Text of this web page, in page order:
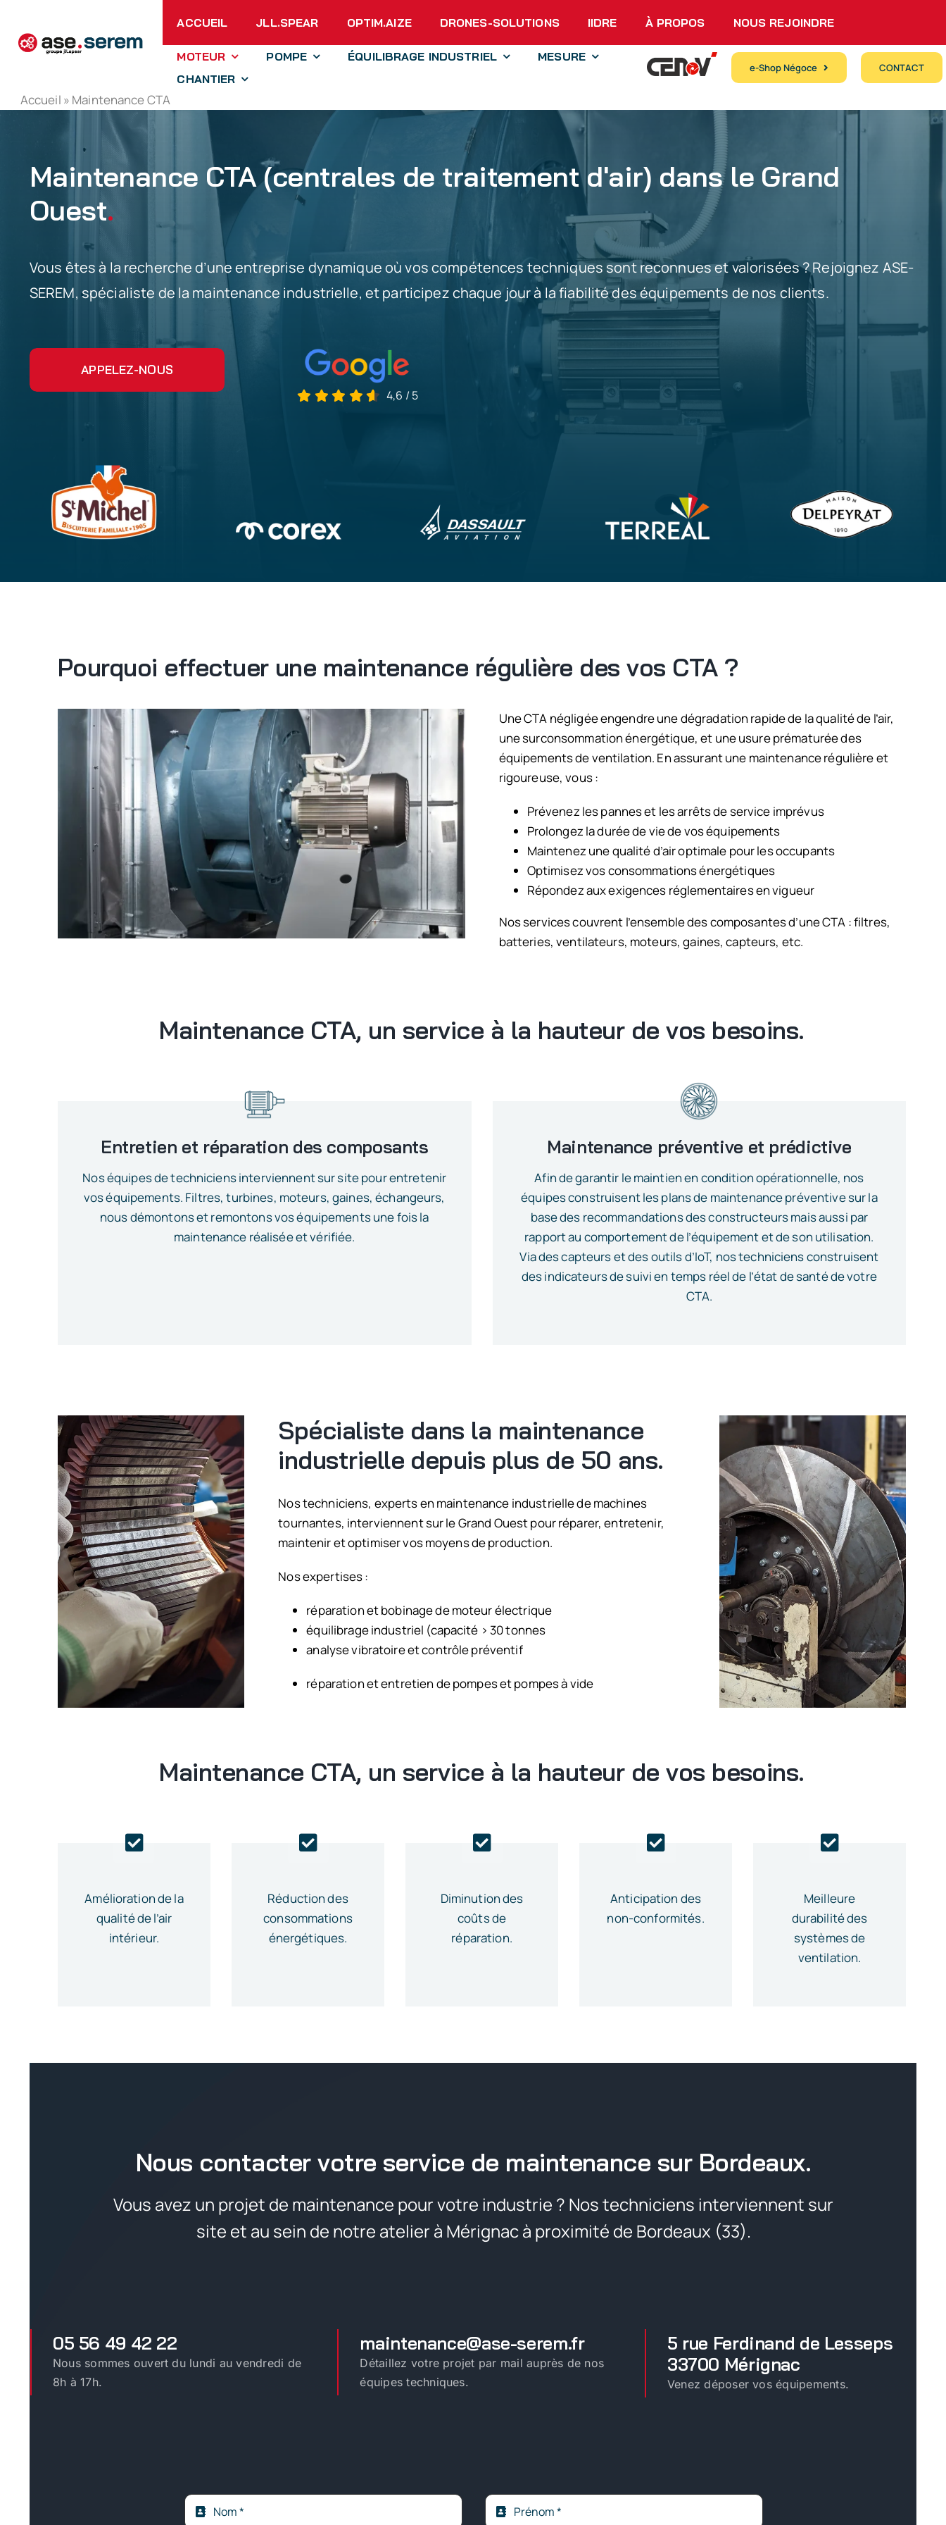
contenu
ACCUEIL JLL.SPEAR OPTIM.AIZE DRONES-SOLUTIONS IIDRE À PROPOS NOUS REJOINDRE
MOTEUR POMPE ÉQUILIBRAGE INDUSTRIEL
MESURE
CHANTIER
e-Shop Négoce CONTACT
Accueil » Maintenance CTA
Maintenance CTA (centrales de traitement d'air) dans le Grand
Ouest.
Vous êtes à la recherche d’une entreprise dynamique où vos compétences techniques sont reconnues et valorisées ? Rejoignez ASE-
SEREM, spécialiste de la maintenance industrielle, et participez chaque jour à la fiabilité des équipements de nos clients.
APPELEZ-NOUS
4,6 / 5
Pourquoi effectuer une maintenance régulière des vos CTA ?
Une CTA négligée engendre une dégradation rapide de la qualité de l’air,
une surconsommation énergétique, et une usure prématurée des
équipements de ventilation. En assurant une maintenance régulière et
rigoureuse, vous :
Prévenez les pannes et les arrêts de service imprévus
Prolongez la durée de vie de vos équipements
Maintenez une qualité d’air optimale pour les occupants
Optimisez vos consommations énergétiques
Répondez aux exigences réglementaires en vigueur
Nos services couvrent l’ensemble des composantes d’une CTA : filtres,
batteries, ventilateurs, moteurs, gaines, capteurs, etc.
Maintenance CTA, un service à la hauteur de vos besoins.
Entretien et réparation des composants
Nos équipes de techniciensinterviennent sur site pour entretenir
vos équipements. Filtres, turbines, moteurs, gaines, échangeurs,
nous démontons et remontons vos équipements une fois la
maintenance réalisée et vérifiée.
Maintenance préventive et prédictive
Afin de garantir le maintien en condition opérationnelle, nos
équipes construisent les plans de maintenance préventive sur la
base des recommandations des constructeurs mais aussi par
rapport au comportement de l’équipement et de son utilisation.
Via des capteurs et des outils d’IoT, nos techniciens construisent
des indicateurs de suivi en temps réel de l’état de santé de votre
CTA.
Spécialiste dans la maintenance
industrielle depuis plus de 50 ans.
Nos techniciens, experts en maintenance industrielle de machines
tournantes, interviennent sur le Grand Ouest pour réparer, entretenir,
maintenir et optimiser vos moyens de production.
Nos expertises :
réparation et bobinage de moteur électrique
équilibrage industriel (capacité > 30 tonnes
analyse vibratoire et contrôle préventif
réparation et entretien de pompes et pompes à vide
Maintenance CTA, un service à la hauteur de vos besoins.
Amélioration de la
qualité de l’air
intérieur.
Réduction des
consommations
énergétiques.
Diminution des
coûts de
réparation.
Anticipation des
non-conformités.
Meilleure
durabilité des
systèmes de
ventilation.
Nous contacter votre service de maintenance sur Bordeaux.
Vous avez un projet de maintenance pour votre industrie ? Nos techniciens interviennent sur
site et au sein de notre atelier à Mérignac à proximité de Bordeaux (33).
05 56 49 42 22
Nous sommes ouvert du lundi au vendredi de
8h à 17h.
maintenance@ase-serem.fr
Détaillez votre projet par mail auprès de nos
équipes techniques.
5 rue Ferdinand de Lesseps
33700 Mérignac
Venez déposer vos équipements.